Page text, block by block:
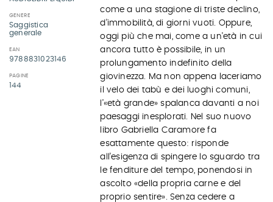
GENERE
Saggistica
generale
EAN
9788831023146
PAGINE
144
come a una stagione di triste declino,
d’immobilità, di giorni vuoti. Oppure,
oggi più che mai, come a un’età in cui
ancora tutto è possibile, in un
prolungamento indefinito della
giovinezza. Ma non appena laceriamo
il velo dei tabù e dei luoghi comuni,
l’«età grande» spalanca davanti a noi
paesaggi inesplorati. Nel suo nuovo
libro Gabriella Caramore fa
esattamente questo: risponde
all’esigenza di spingere lo sguardo tra
le fenditure del tempo, ponendosi in
ascolto «della propria carne e del
proprio sentire». Senza cedere a